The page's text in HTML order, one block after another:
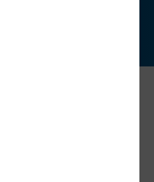
collezione firmata